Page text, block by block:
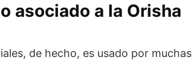
asociado a la Orisha
de hecho, es usado por muchas